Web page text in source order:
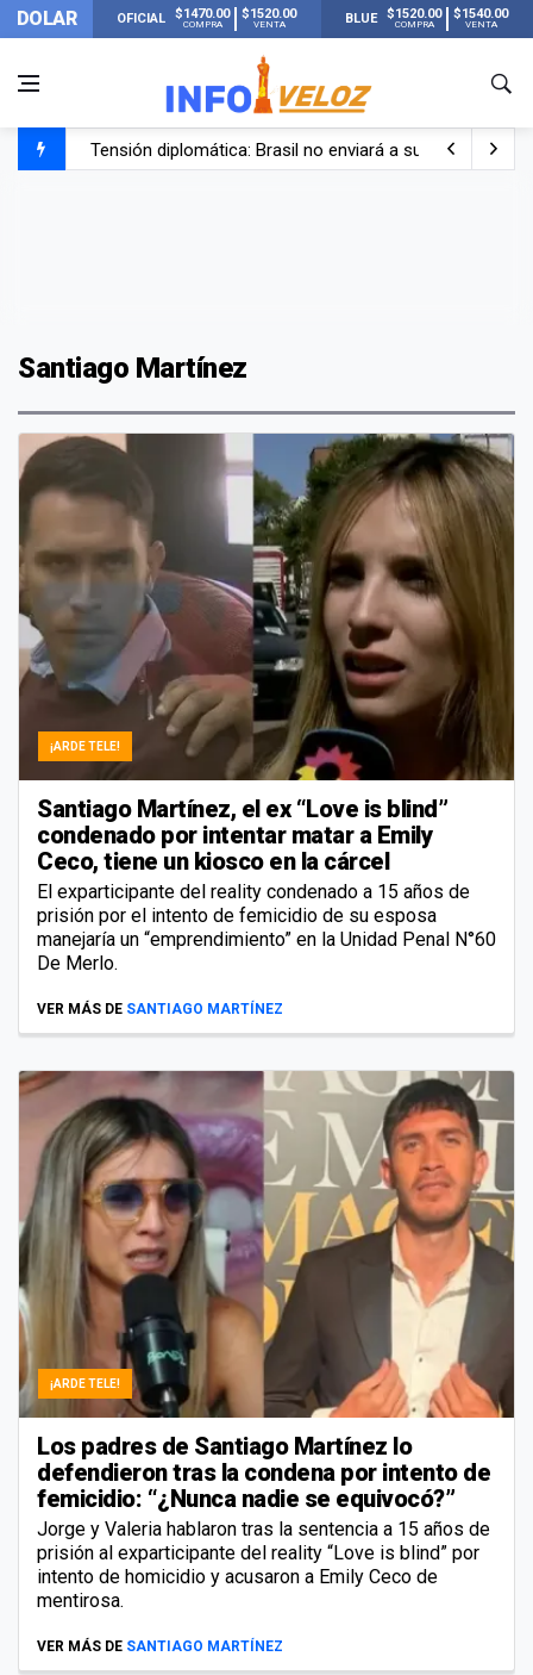
DOLAR OFICIAL $1470.00
COMPRA
$1520.00
VENTA BLUE $1520.00
COMPRA
$1540.00
VENTA
Tensión diplomática: Brasil no enviará a su embajador
Santiago Martínez
¡ARDE TELE!
Santiago Martínez, el ex “Love is blind”
condenado por intentar matar a Emily
Ceco, tiene un kiosco en la cárcel
El exparticipante del reality condenado a 15 años de
prisión por el intento de femicidio de su esposa
manejaría un “emprendimiento” en la Unidad Penal N°60
De Merlo.
VER MÁS DE SANTIAGO MARTÍNEZ
¡ARDE TELE!
Los padres de Santiago Martínez lo
defendieron tras la condena por intento de
femicidio: “¿Nunca nadie se equivocó?”
Jorge y Valeria hablaron tras la sentencia a 15 años de
prisión al exparticipante del reality “Love is blind” por
intento de homicidio y acusaron a Emily Ceco de
mentirosa.
VER MÁS DE SANTIAGO MARTÍNEZ